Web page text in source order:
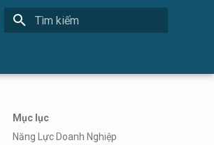
Mục lục
Năng Lực Doanh Nghiệp